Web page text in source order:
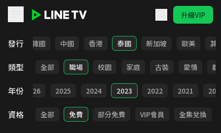
升級VIP
發行
日本 韓國 中國 香港 泰國 新加坡 歐美 其
類型 全部 職場 校園 家庭 古裝 愛情 都
年份
部 2026 2025 2024 2023 2022 2021
資格 全部 免費 部分免費 VIP會員 全集兌換